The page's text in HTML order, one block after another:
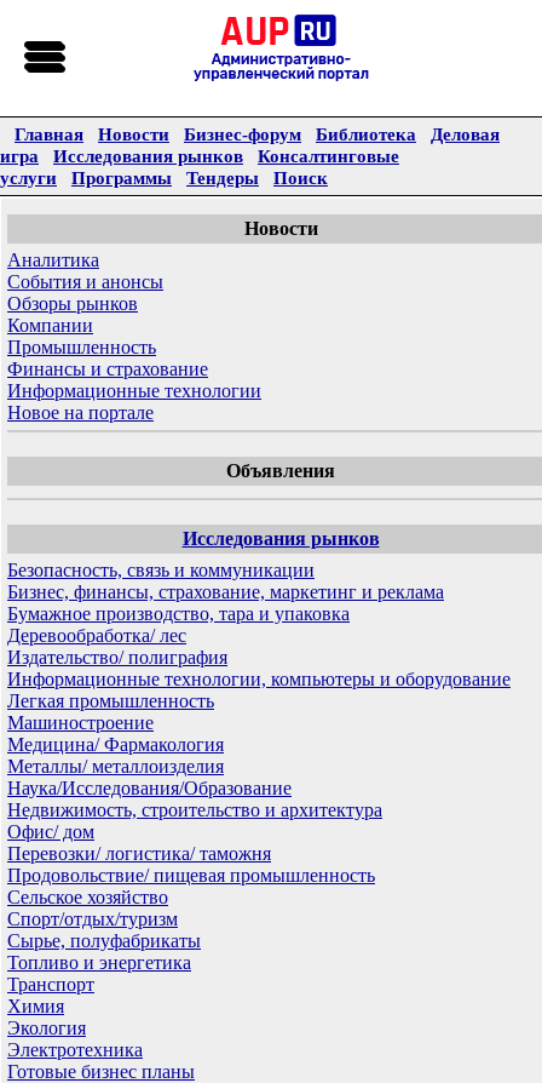
Главная Новости Бизнес-форум Библиотека
Деловая
игра
Исследования рынков
Консалтинговые
услуги
Программы Тендеры Поиск
Новости
Аналитика
События и анонсы
Обзоры рынков
Компании
Промышленность
Финансы и страхование
Информационные технологии
Новое на портале
Объявления
Исследования рынков
Безопасность, связь и коммуникации
Бизнес, финансы, страхование, маркетинг и реклама
Бумажное производство, тара и упаковка
Деревообработка/ лес
Издательство/ полиграфия
Информационные технологии, компьютеры и оборудование
Легкая промышленность
Машиностроение
Медицина/ Фармакология
Металлы/ металлоизделия
Наука/Исследования/Образование
Недвижимость, строительство и архитектура
Офис/ дом
Перевозки/ логистика/ таможня
Продовольствие/ пищевая промышленность
Сельское хозяйство
Спорт/отдых/туризм
Сырье, полуфабрикаты
Топливо и энергетика
Транспорт
Химия
Экология
Электротехника
Готовые бизнес планы